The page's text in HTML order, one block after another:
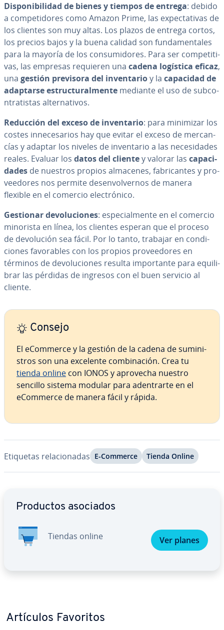
Di­s­po­ni­bi­li­dad de bienes y tiempos de entrega: debido
a co­m­pe­ti­do­res como Amazon Prime, las ex­pe­c­ta­ti­vas de
los clientes son muy altas. Los plazos de entrega cortos,
los precios bajos y la buena calidad son fu­n­da­me­n­ta­les
para la mayoría de los co­n­su­mi­do­res. Para ser co­m­pe­ti­ti­
vas, las empresas requieren una cadena logística eficaz,
una gestión previsora del in­ve­n­ta­rioy la capacidad de
adaptarse es­tru­c­tu­ra­l­me­n­te mediante el uso de su­b­co­
n­tra­ti­s­tas al­te­r­na­ti­vos.
Reducción del exceso de in­ve­n­ta­rio: para minimizar los
costes in­ne­ce­sa­rios hay que evitar el exceso de me­r­ca­n­
cías y adaptar los niveles de in­ve­n­ta­rio a las ne­ce­si­da­des
reales. Evaluar los datos del clientey valorar las ca­pa­ci­
da­des de nuestros propios almacenes, fa­bri­ca­n­tes y pro­
vee­do­res nos permite des­en­vo­l­ve­r­nos de manera
flexible en el comercio ele­c­tró­ni­co.
Gestionar de­vo­lu­cio­nes: es­pe­cia­l­me­n­te en el comercio
minorista en línea, los clientes esperan que el proceso
de de­vo­lu­ción sea fácil. Por lo tanto, trabajar en co­n­di­
cio­nes fa­vo­ra­bles con los propios pro­vee­do­res en
términos de de­vo­lu­cio­nes resulta im­po­r­ta­n­te para equi­li­
brar las pérdidas de ingresos con el buen servicio al
cliente.
Consejo
El eCommerce y la gestión de la cadena de su­mi­ni­
s­tros son una excelente co­m­bi­na­ción. Crea tu
tienda online con IONOS y aprovecha nuestro
sencillo sistema modular para ade­n­trar­te en el
eCommerce de manera fácil y rápida.
Etiquetas re­la­cio­na­das E-Commerce Tienda Online
Productos asociados
Tiendas online Ver planes
Artículos Favoritos